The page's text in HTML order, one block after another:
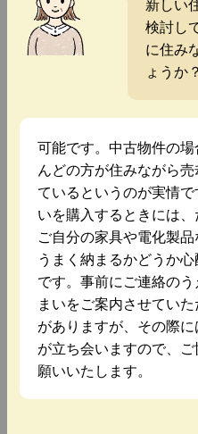
検討し
に住み
ょうか？
可能です。中古物件の場
んどの方が住みながら
ているというのが実情で
いを購入するときには、
ご自分の家具や電化製品
うまく納まるかどうか
です。事前にご連絡の
まいをご案内させていた
がありますが、その際
が立ち会いますので、
願いいたします。